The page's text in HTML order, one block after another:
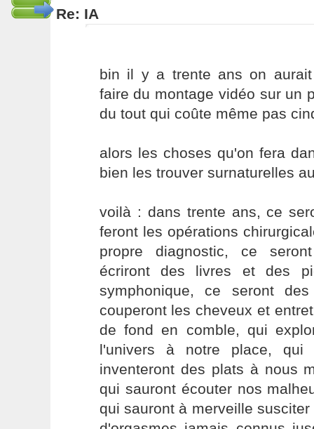
Re: IA
bin il y a trente ans on
faire du montage vidéo sur un
du tout qui coûte même pas
alors les choses qu'on fera
bien les trouver surnaturelles
voilà : dans trente ans, ce
feront les opérations
propre diagnostic, ce
écriront des livres et des
symphonique, ce seront
couperont les cheveux et
de fond en comble, qui
l'univers à notre place,
inventeront des plats à nous
qui sauront écouter nos
qui sauront à merveille